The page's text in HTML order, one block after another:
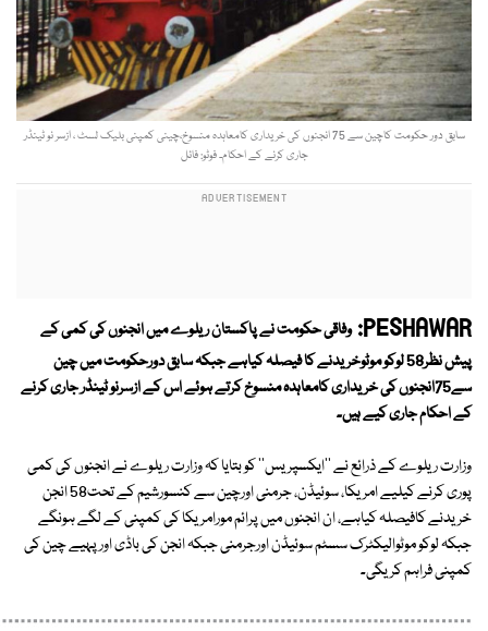
سابق دور حکومت کاچین سے 75 انجنوں کی خریداری کامعاہدہ منسوخ،چینی کمپنی بلیک لسٹ ، ازسر نو ٹینڈر
جاری کرنے کے احکام۔ فوٹو: فائل
PESHAWAR: وفاقی حکومت نے پاکستان ریلوے میں انجنوں کی کمی کے
پیش نظر58 لوکو موٹوخریدنے کا فیصلہ کیاہے جبکہ سابق دورحکومت میں چین
سے75انجنوں کی خریداری کامعاہدہ منسوخ کرتے ہوئے اس کے ازسرنو ٹینڈر جاری کرنے
کے احکام جاری کیے ہیں۔
وزارت ریلوے کے ذرائع نے ''ایکسپریس'' کو بتایا کہ وزارت ریلوے نے انجنوں کی کمی
پوری کرنے کیلیے امریکا، سوئیڈن، جرمنی اورچین سے کنسورشیم کے تحت58 انجن
خریدنے کافیصلہ کیاہے، ان انجنوں میں پرائم مورامریکا کی کمپنی کے لگے ہونگے
جبکہ لوکو موٹوالیکٹرک سسٹم سوئیڈن اورجرمنی جبکہ انجن کی باڈی اور پہیے چین کی
کمپنی فراہم کریگی۔